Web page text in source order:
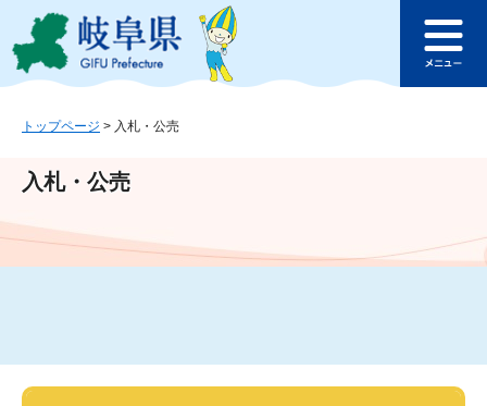
ジ
ュ
文
このページの本文へ
ュ
トップページ > 入札・公売
入札・公売